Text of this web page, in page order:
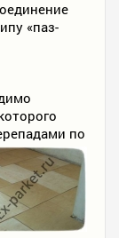
«паз-
по